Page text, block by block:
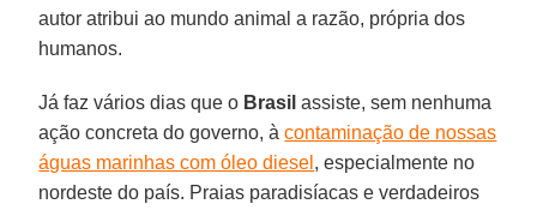
autor atribui ao mundo animal a razão, própria dos
humanos.
Já faz vários dias que o Brasil assiste, sem nenhuma
ação concreta do governo, àcontaminação de nossas
águas marinhas com óleo diesel , especialmente no
nordeste do país. Praias paradisíacas e verdadeiros